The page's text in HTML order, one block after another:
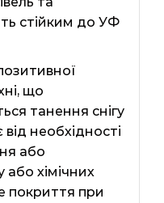
стійким до УФ
що
танення снігу
необхідності
або
або хімічних
покриття при